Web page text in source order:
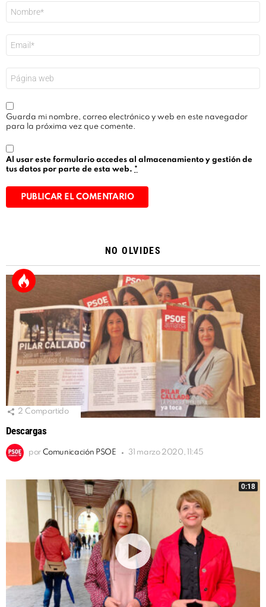
electrónico
*
Guarda mi nombre, correo electrónico y web en este navegador
para la próxima vez que comente.
Al usar este formulario accedes al almacenamiento y gestión de
tus datos por parte de esta web. *
NO OLVIDES
2 Compartido
Descargas
por Comunicación PSOE 31 marzo 2020, 11:45
0:18